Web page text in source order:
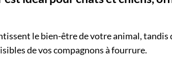
le bien-être de votre animal, tandis
de vos compagnons à fourrure.